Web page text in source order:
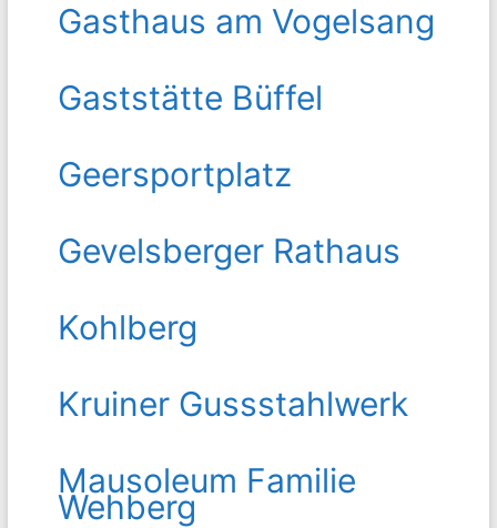
Gasthaus am Vogelsang
Gaststätte Büffel
Geersportplatz
Gevelsberger Rathaus
Kohlberg
Kruiner Gussstahlwerk
Mausoleum Familie
Wehberg